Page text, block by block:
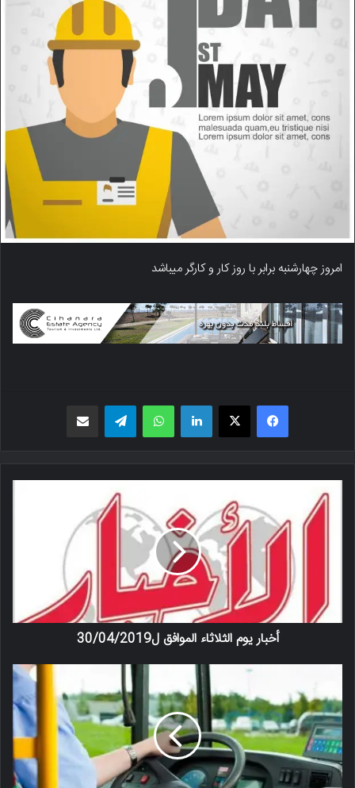
امروز چهارشنبه برابر با روز کار و کارگر میباشد
فیسبوک X لینکدین واتس اپ
أخبار يوم الثلاثاء الموافق ل30/04/2019